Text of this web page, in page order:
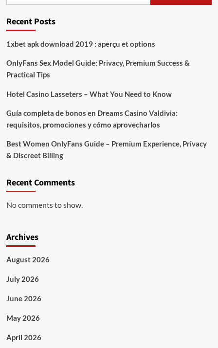
Recent Posts
1xbet apk download 2019 : aperçu et options
OnlyFans Sex Model Guide: Privacy, Premium Success &
Practical Tips
Hotel Casino Lasseters – What You Need to Know
Guía completa de bonos en Dreams Casino Valdivia:
requisitos, promociones y cómo aprovecharlos​
Best Women OnlyFans Guide – Premium Experience, Privacy
& Discreet Billing
Recent Comments
No comments to show.
Archives
August 2026
July 2026
June 2026
May 2026
April 2026